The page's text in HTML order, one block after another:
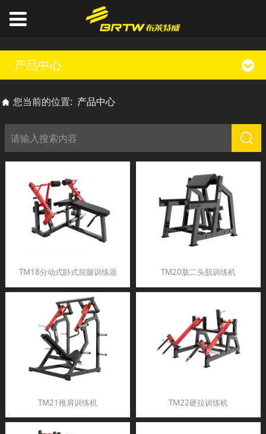
产品中心
您当前的位置: 产品中心
TM18分动式卧式屈腿训练器 TM20肱二头肌训练机
TM21推肩训练机 TM22硬拉训练机